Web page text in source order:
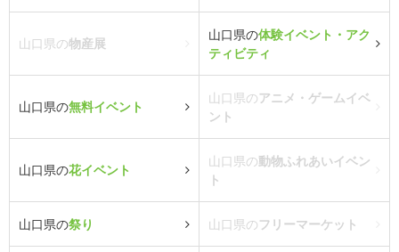
山口県の物産展
山口県の体験イベント・アク
ティビティ
山口県の無料イベント
山口県のアニメ・ゲームイベ
ント
山口県の花イベント
山口県の動物ふれあいイベン
ト
山口県の祭り 山口県のフリーマーケット